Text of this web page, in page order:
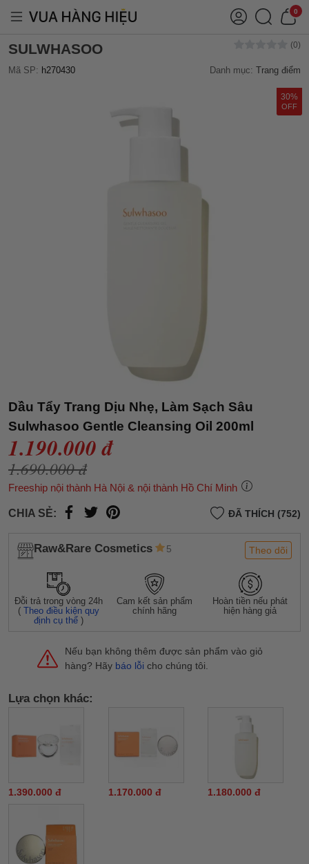
0
SULWHASOO
Mã SP: h270430 Danh mục: Trang điểm
30%
OFF
Dầu Tẩy Trang Dịu Nhẹ, Làm Sạch Sâu
Sulwhasoo Gentle Cleansing Oil 200ml
1.190.000 đ
1.690.000 đ
Freeship nội thành Hà Nội & nội thành Hồ Chí Minh
CHIA SẺ: ĐÃ THÍCH (752)
Raw&Rare Cosmetics 5 Theo dõi
Đỗi trả trong vòng 24h
(Theo điều kiện quy
định cụ thể )
Cam kết sản phẩm
chính hãng
Hoàn tiền nếu phát
hiện hàng giả
Nếu bạn không thêm được sản phẩm vào giỏ
hàng? Hãy báo lỗi cho chúng tôi.
Lựa chọn khác:
1.390.000 đ 1.170.000 đ 1.180.000 đ